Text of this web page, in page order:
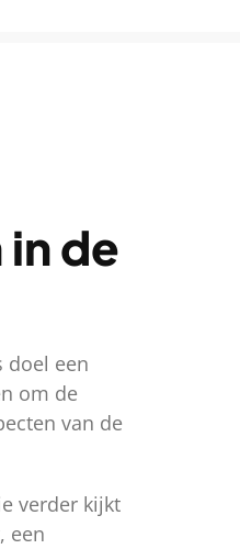
de
doel een
om de
van de
verder kijkt
een